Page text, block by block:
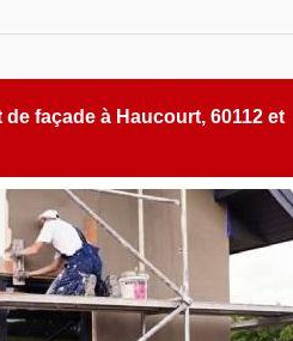
de façade à Haucourt, 60112 et